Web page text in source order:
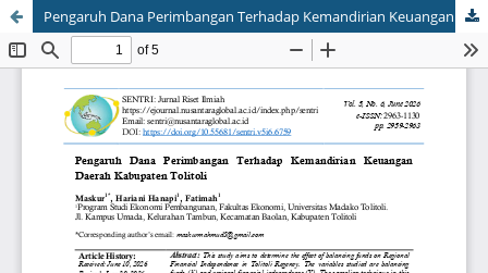
Pengaruh Dana Perimbangan Terhadap Kemandirian Keuangan Daerah Kabupaten Tolitoli